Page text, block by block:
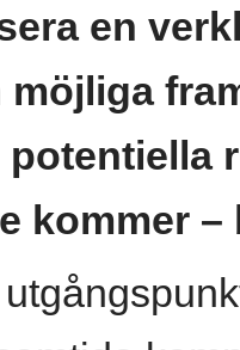
en
möjliga
potentiella
kommer